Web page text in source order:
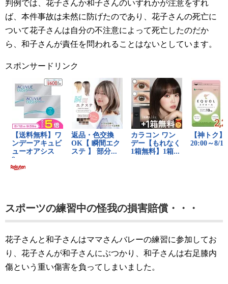
判例では、花子さんか和子さんのいずれかが注意をすれ
ば、本件事故は未然に防げたのであり、花子さんの死亡に
ついて花子さんは自分の不注意によって死亡したのだか
ら、和子さんが責任を問われることはないとしています。
スポンサードリンク
スポーツの練習中の怪我の損害賠償・・・
花子さんと和子さんはママさんバレーの練習に参加してお
り、花子さんが和子さんにぶつかり、和子さんは右足膝内
傷という重い傷害を負ってしまいました。